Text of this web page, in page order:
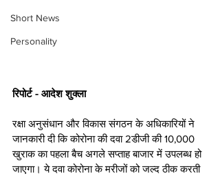
Short News
Personality
रिपोर्ट - आदेश शुक्ला
रक्षा अनुसंधान और विकास संगठन के अधिकारियों ने
जानकारी दी कि कोरोना की दवा 2डीजी की 10,000
खुराक का पहला बैच अगले सप्ताह बाजार में उपलब्ध हो
जाएगा। ये दवा कोरोना के मरीजों को जल्द ठीक करती